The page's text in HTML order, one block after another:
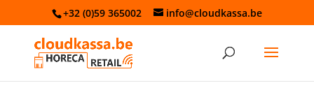
+32 (0)59 365002 info@cloudkassa.be